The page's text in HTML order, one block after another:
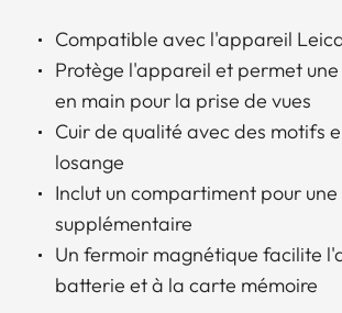
Compatible avec l'appareil
Protège l'appareil et permet
en main pour la prise de vues
Cuir de qualité avec des motifs
losange
Inclut un compartiment pour
supplémentaire
Un fermoir magnétique facilite
batterie et à la carte mémoire